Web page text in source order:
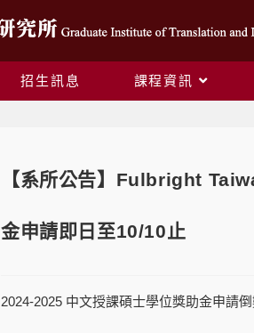
招生訊息 課程資訊
【系所公告】Fulbright
金申請即日至10/10止
2024-2025 中文授課碩士學位獎助金申請倒